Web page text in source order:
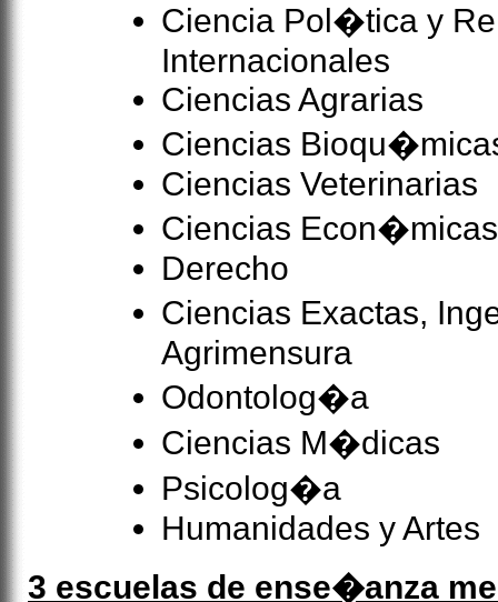
Ciencia Pol�tica y
Internacionales
Ciencias Agrarias
Ciencias
Ciencias Veterinarias
Ciencias
Derecho
Ciencias Exactas,
Agrimensura
Odontolog�a
Ciencias M�dicas
Psicolog�a
Humanidades y Artes
3 escuelas de ense�anza